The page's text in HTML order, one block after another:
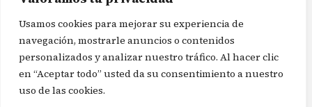
Usamos cookies para mejorar su experiencia de
navegación, mostrarle anuncios o contenidos
personalizados y analizar nuestro tráfico. Al hacer clic
en “Aceptar todo” usted da su consentimiento a nuestro
uso de las cookies.
© 2026Revista In Itinere. Todos los derechos reservados |
Aviso legal|Política de privacidad